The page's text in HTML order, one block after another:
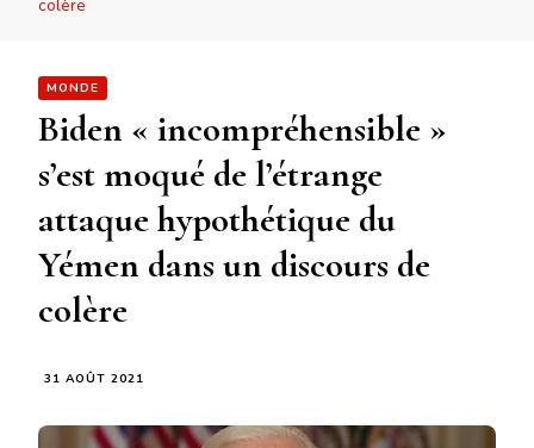
colère
MONDE
Biden « incompréhensible »
s’est moqué de l’étrange
attaque hypothétique du
Yémen dans un discours de
colère
31 AOÛT 2021